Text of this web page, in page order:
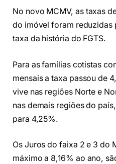
No novo MCMV, as taxas
do imóvel foram reduzidas
taxa da história do FGTS.
Para as famílias cotistas
mensais a taxa passou de
vive nas regiões Norte e
nas demais regiões do
para 4,25%.
Os Juros do faixa 2 e 3 do
máximo a 8,16% ao ano,